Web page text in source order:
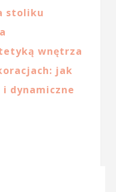
stoliku
wnętrza
jak
dynamiczne